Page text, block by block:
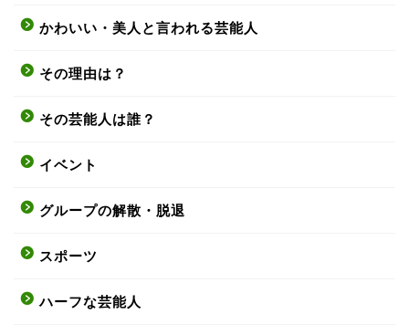
かわいい・美人と言われる芸能人
その理由は？
その芸能人は誰？
イベント
グループの解散・脱退
スポーツ
ハーフな芸能人